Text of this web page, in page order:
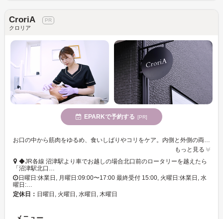
CroriA
クロリア
EPARKで予約する [PR]
お口の中から筋肉をゆるめ、食いしばりやコリをケア。内側と外側の両面ケアで整える「幹細胞×デンタルエステ」で、ハリとツヤあふれる自信の持てる肌へと導きます♪
もっと見る
◆JR各線 沼津駅より車でお越しの場合北口前のロータリーを越えたら
「沼津駅北口…
日曜日:休業日, 月曜日:09:00〜17:00 最終受付 15:00, 火曜日:休業日, 水
曜日:…
定休日： 日曜日, 火曜日, 水曜日, 木曜日